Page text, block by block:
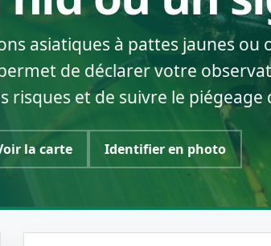
asiatiques à pattes jaunes ou
de déclarer votre
risques et de suivre le
la carte Identifier en photo